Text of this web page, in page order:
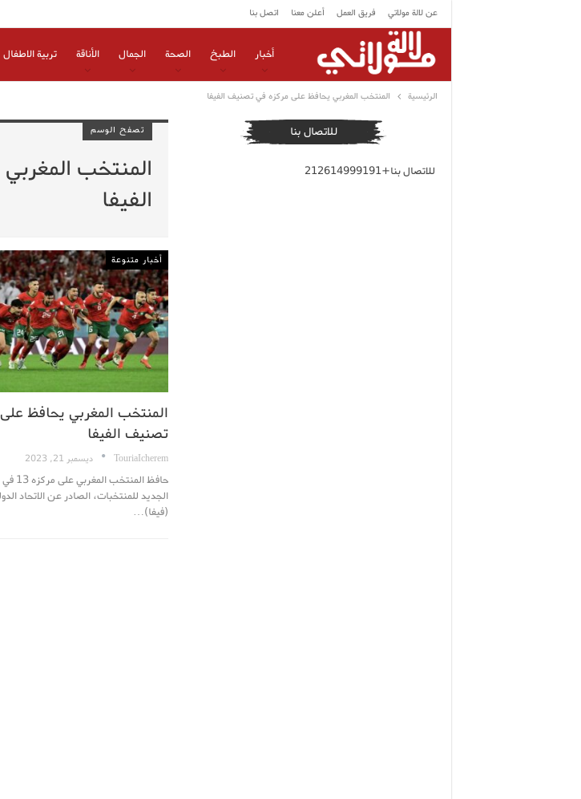
عن لالة مولاتي فريق العمل أعلن معنا اتصل بنا
أخبار الطبخ الصحة الجمال الأناقة تربية الاطفال
الرئيسية المنتخب المغربي يحافظ على مركزه في تصنيف الفيفا
تصفح الوسم
المنتخب
الفيفا
أخبار متنوعة
المنتخب المغربي يحافظ
تصنيف الفيفا
TouriaIcherem ديسمبر 21, 2023
حافظ
الجديد للمنتخبات، الصادر عن الاتحاد
(فيفا)…
للاتصال بنا
للاتصال بنا+212614999191